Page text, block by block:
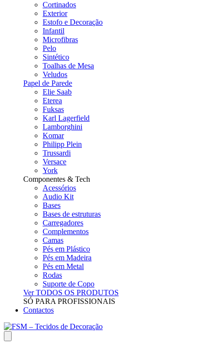
Cortinados
Exterior
Estofo e Decoração
Infantil
Microfibras
Pelo
Sintético
Toalhas de Mesa
Veludos
Papel de Parede
Elie Saab
Eterea
Fuksas
Karl Lagerfield
Lamborghini
Komar
Philipp Plein
Trussardi
Versace
York
Componentes & Tech
Acessórios
Audio Kit
Bases
Bases de estruturas
Carregadores
Complementos
Camas
Pés em Plástico
Pés em Madeira
Pés em Metal
Rodas
Suporte de Copo
Ver TODOS OS PRODUTOS
SÓ PARA PROFISSIONAIS
Contactos